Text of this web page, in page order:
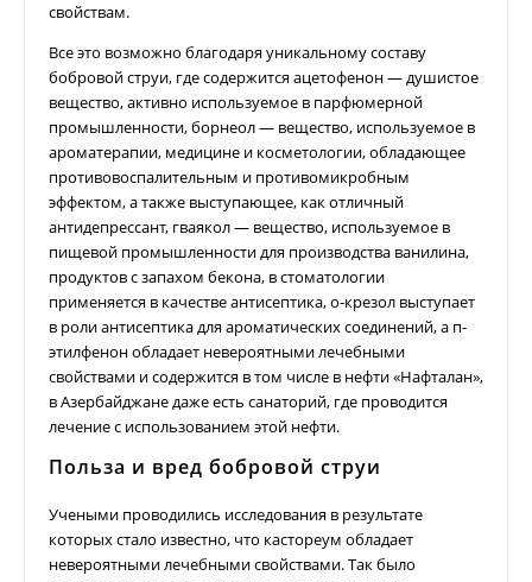
свойствам.
Все это возможно благодаря уникальному составу
бобровой струи, где содержится ацетофенон — душистое
вещество, активно используемое в парфюмерной
промышленности, борнеол — вещество, используемое в
ароматерапии, медицине и косметологии, обладающее
противовоспалительным и противомикробным
эффектом, а также выступающее, как отличный
антидепрессант, гваякол — вещество, используемое в
пищевой промышленности для производства ванилина,
продуктов с запахом бекона, в стоматологии
применяется в качестве антисептика, о-крезол выступает
в роли антисептика для ароматических соединений, а п-
этилфенон обладает невероятными лечебными
свойствами и содержится в том числе в нефти «Нафталан»,
в Азербайджане даже есть санаторий, где проводится
лечение с использованием этой нефти.
Польза и вред бобровой струи
Учеными проводились исследования в результате
которых стало известно, что кастореум обладает
невероятными лечебными свойствами. Так было